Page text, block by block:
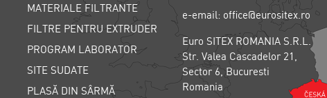
MATERIALE FILTRANTE
FILTRE PENTRU EXTRUDER
PROGRAM LABORATOR
SITE SUDATE
PLASĂ DIN SÂRMĂ
e-email: office@eurositex.ro
Euro SITEX ROMANIA S.R.L.
Str. Valea Cascadelor 21,
Sector 6, Bucuresti
Romania